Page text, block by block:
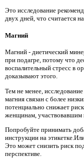
Это исследование
двух дней, что считается
Магний
Магний - диетический
при подагре, потому что
воспалительный стресс в
доказывают этого.
Тем не менее,
магния связан с более
потенциально снижает
женщинам, участвовавшим
Попробуйте принимать
инструкции на
Это может снизить риск
перспективе.